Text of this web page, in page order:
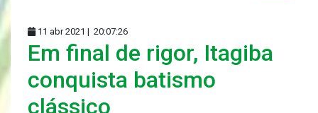
11 abr 2021 | 20:07:26
Em final de rigor, Itagiba
conquista batismo
clássico